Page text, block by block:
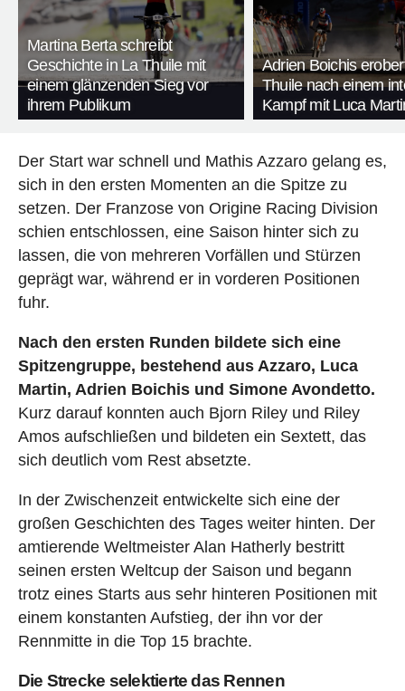
Martina Berta schreibt
Geschichte in La Thuile mit
einem glänzenden Sieg vor
ihrem Publikum
Adrien Boichis
Thuile nach einem
Kampf mit Luca
Der Start war schnell und Mathis Azzaro gelang es,
sich in den ersten Momenten an die Spitze zu
setzen. Der Franzose von Origine Racing Division
schien entschlossen, eine Saison hinter sich zu
lassen, die von mehreren Vorfällen und Stürzen
geprägt war, während er in vorderen Positionen
fuhr.
Nach den ersten Runden bildete sich eine
Spitzengruppe, bestehend aus Azzaro, Luca
Martin, Adrien Boichis und Simone Avondetto.
Kurz darauf konnten auch Bjorn Riley und Riley
Amos aufschließen und bildeten ein Sextett, das
sich deutlich vom Rest absetzte.
In der Zwischenzeit entwickelte sich eine der
großen Geschichten des Tages weiter hinten. Der
amtierende Weltmeister Alan Hatherly bestritt
seinen ersten Weltcup der Saison und begann
trotz eines Starts aus sehr hinteren Positionen mit
einem konstanten Aufstieg, der ihn vor der
Rennmitte in die Top 15 brachte.
Die Strecke selektierte das Rennen